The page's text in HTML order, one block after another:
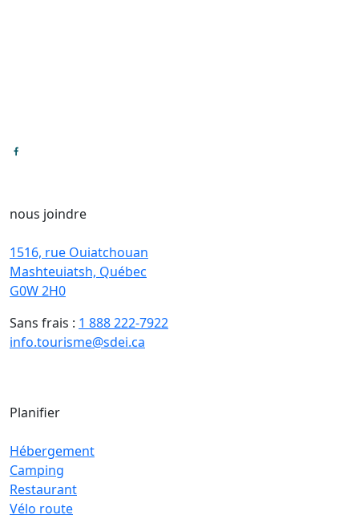
nous joindre
1516, rue Ouiatchouan
Mashteuiatsh, Québec
G0W 2H0
Sans frais : 1 888 222-7922
info.tourisme@sdei.ca
Planifier
Hébergement
Camping
Restaurant
Vélo route